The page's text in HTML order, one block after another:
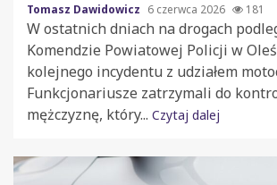
Tomasz Dawidowicz 6 czerwca 2026 181
W ostatnich dniach na drogach
Komendzie Powiatowej Policji w
kolejnego incydentu z udziałem
Funkcjonariusze zatrzymali do
mężczyznę, który... Czytaj dalej